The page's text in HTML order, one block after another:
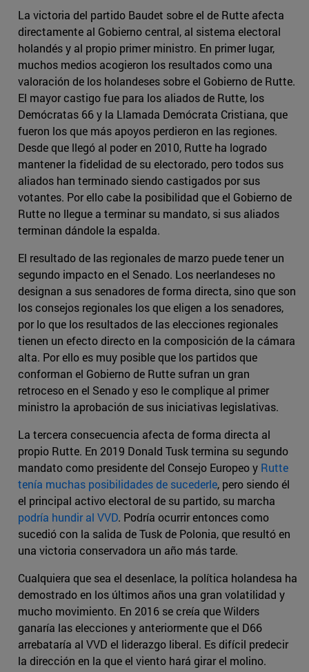
La victoria del partido Baudet sobre el de Rutte afecta
directamente al Gobierno central, al sistema electoral
holandés y al propio primer ministro. En primer lugar,
muchos medios acogieron los resultados como una
valoración de los holandeses sobre el Gobierno de Rutte.
El mayor castigo fue para los aliados de Rutte, los
Demócratas 66 y la Llamada Demócrata Cristiana, que
fueron los que más apoyos perdieron en las regiones.
Desde que llegó al poder en 2010, Rutte ha logrado
mantener la fidelidad de su electorado, pero todos sus
aliados han terminado siendo castigados por sus
votantes. Por ello cabe la posibilidad que el Gobierno de
Rutte no llegue a terminar su mandato, si sus aliados
terminan dándole la espalda.
El resultado de las regionales de marzo puede tener un
segundo impacto en el Senado. Los neerlandeses no
designan a sus senadores de forma directa, sino que son
los consejos regionales los que eligen a los senadores,
por lo que los resultados de las elecciones regionales
tienen un efecto directo en la composición de la cámara
alta. Por ello es muy posible que los partidos que
conforman el Gobierno de Rutte sufran un gran
retroceso en el Senado y eso le complique al primer
ministro la aprobación de sus iniciativas legislativas.
La tercera consecuencia afecta de forma directa al
propio Rutte. En 2019 Donald Tusk termina su segundo
mandato como presidente del Consejo Europeo y Rutte
tenía muchas posibilidades de sucederle, pero siendo él
el principal activo electoral de su partido, su marcha
podría hundir al VVD. Podría ocurrir entonces como
sucedió con la salida de Tusk de Polonia, que resultó en
una victoria conservadora un año más tarde.
Cualquiera que sea el desenlace, la política holandesa ha
demostrado en los últimos años una gran volatilidad y
mucho movimiento. En 2016 se creía que Wilders
ganaría las elecciones y anteriormente que el D66
arrebataría al VVD el liderazgo liberal. Es difícil predecir
la dirección en la que el viento hará girar el molino.